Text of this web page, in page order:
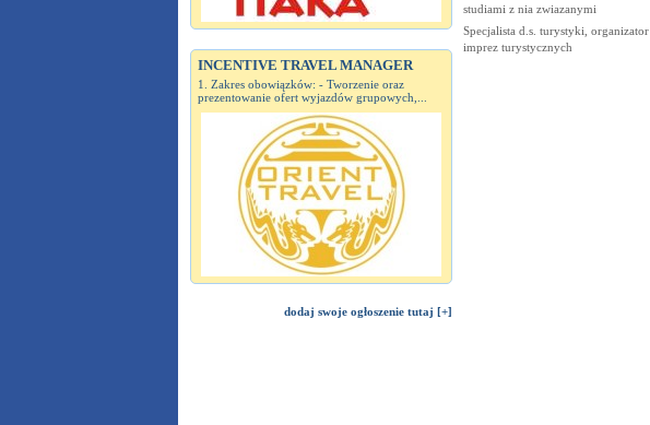
INCENTIVE TRAVEL MANAGER
1. Zakres obowiązków: - Tworzenie oraz
prezentowanie ofert wyjazdów grupowych,...
dodaj swoje ogłoszenie tutaj [+]
studiami z nia zwiazanymi
Specjalista d.s. turystyki, organizator
imprez turystycznych